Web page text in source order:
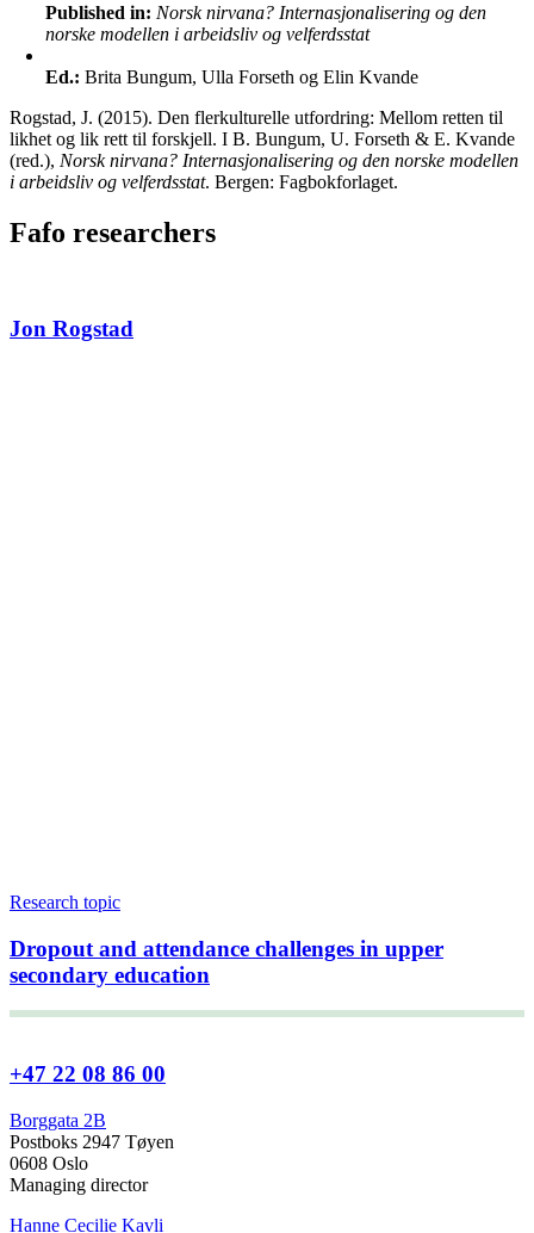
Published in: Norsk nirvana? Internasjonalisering og den
norske modellen i arbeidsliv og velferdsstat
Ed.: Brita Bungum, Ulla Forseth og Elin Kvande
Rogstad, J. (2015). Den flerkulturelle utfordring: Mellom retten til
likhet og lik rett til forskjell. I B. Bungum, U. Forseth & E. Kvande
(red.), Norsk nirvana? Internasjonalisering og den norske modellen
i arbeidsliv og velferdsstat. Bergen: Fagbokforlaget.
Fafo researchers
Jon Rogstad
Research topic
Dropout and attendance challenges in upper
secondary education
+47 22 08 86 00
Borggata 2B
Postboks 2947 Tøyen
0608 Oslo
Managing director
Hanne Cecilie Kavli